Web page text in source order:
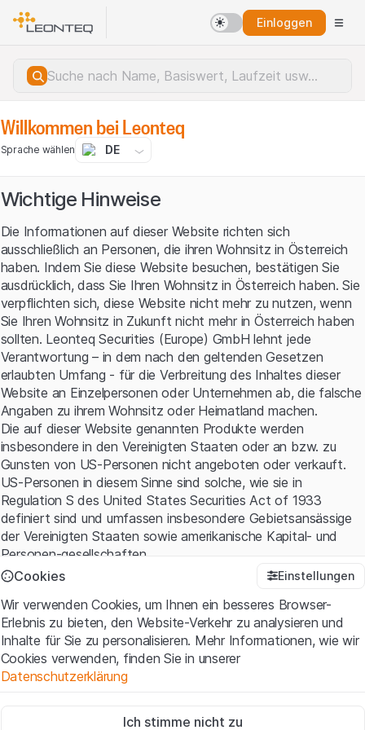
Einloggen
Serverfehler.
Willkommen bei Leonteq
Sprache wählen DE
Wichtige Hinweise
Die Informationen auf dieser Website richten sich
ausschließlich an Personen, die ihren Wohnsitz in Österreich
haben. Indem Sie diese Website besuchen, bestätigen Sie
ausdrücklich, dass Sie Ihren Wohnsitz in Österreich haben. Sie
verpflichten sich, diese Website nicht mehr zu nutzen, wenn
Sie Ihren Wohnsitz in Zukunft nicht mehr in Österreich haben
sollten. Leonteq Securities (Europe) GmbH lehnt jede
Verantwortung – in dem nach den geltenden Gesetzen
erlaubten Umfang - für die Verbreitung des Inhaltes dieser
Website an Einzelpersonen oder Unternehmen ab, die falsche
Angaben zu ihrem Wohnsitz oder Heimatland machen.
Die auf dieser Website genannten Produkte werden
insbesondere in den Vereinigten Staaten oder an bzw. zu
Gunsten von US-Personen nicht angeboten oder verkauft.
US-Personen in diesem Sinne sind solche, wie sie in
Regulation S des United States Securities Act of 1933
definiert sind und umfassen insbesondere Gebietsansässige
der Vereinigten Staaten sowie amerikanische Kapital- und
Personen-gesellschaften.
Mit dem Zugriff auf diese Website erklären Sie, dass Sie die
rechtlichen Informationen und die wichtigen Hinweise und
Nutzungsbedingungen verstanden haben und akzeptieren.
Wenn Sie mit denNutzungsbedingungennicht einverstanden
sind, unterlassen Sie bitte den Zugriff auf diese Website.
Kein Angebot, keine Aufforderung zum Kauf
Cookies Einstellungen
Wir verwenden Cookies, um Ihnen ein besseres Browser-
Erlebnis zu bieten, den Website-Verkehr zu analysieren und
Inhalte für Sie zu personalisieren. Mehr Informationen, wie wir
Cookies verwenden, finden Sie in unserer
Datenschutzerklärung
Diese Cookies sind für die Website erforderlich und können nicht
Ich stimme nicht zu